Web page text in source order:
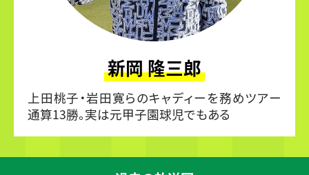
新岡 隆三郎
上田桃子・岩田寛らのキャディーを務めツアー
通算13勝。実は元甲子園球児でもある